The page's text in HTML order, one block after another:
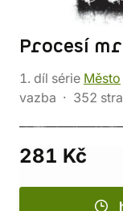
Procesí
1. díl série Město
vazba
352
281 Kč